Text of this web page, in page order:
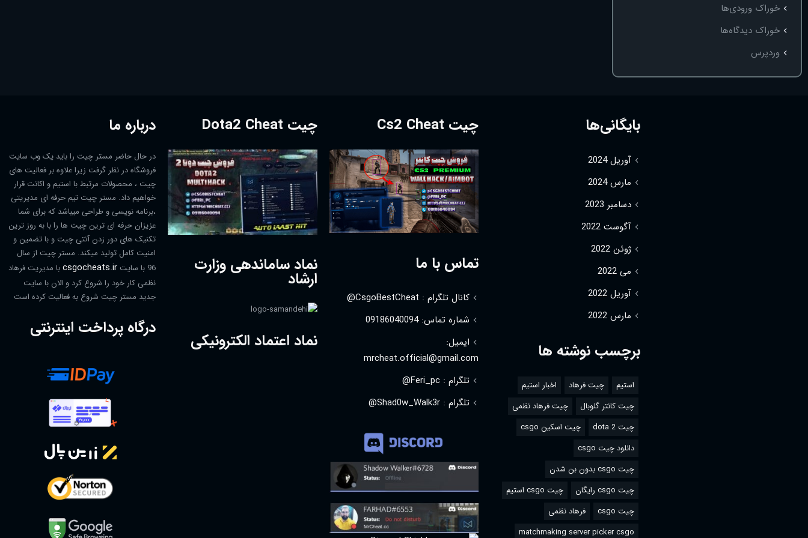
خوراک ورودی‌ها
خوراک دیدگاه‌ها
وردپرس
بایگانی‌ها
آوریل 2024
مارس 2024
دسامبر 2023
آگوست 2022
ژوئن 2022
می 2022
آوریل 2022
مارس 2022
برچسب نوشته ها
استیم چیت فرهاد
اخبار استیم
چیت کانتر گلوبال
چیت فرهاد نظمی
چیت dota 2
چیت اسکین csgo
دانلود چیت csgo
چیت csgo بدون بن شدن
چیت csgo رایگان
چیت csgo استیم
چیت csgo
فرهاد نظمی
matchmaking server picker csgo
چیت Cs2 Cheat
تماس با ما
کانال تلگرام : CsgoBestCheat@
شماره تماس: 09186040094
ایمیل:
mrcheat.official@gmail.com
تلگرام : Feri_pc@
تلگرام : Shad0w_Walk3r@
چیت Dota2 Cheat
نماد ساماندهی وزارت
ارشاد
نماد اعتماد الکترونیکی
درباره ما
در حال حاضر مستر چیت را باید یک وب سایت
فروشگاه در نظر گرفت زیرا علاوه بر فعالیت های
چیت ، محصولات مرتبط با استیم و اکانت قرار
خواهیم داد. مستر چیت تیم حرفه ای مدیریتی
،برنامه نویسی و طراحی میباشد که برای شما
عزیزان حرفه ای ترین چیت ها را با به روز ترین
تکنیک های دور زدن آنتی چیت و با تضمین و
امنیت کامل تولید میکند. مستر چیت از سال
96 با سایت
csgocheats.irبا مدیریت فرهاد
نظمی کار خود را شروع کرد و الان با سایت
جدید مستر چیت شروع به فعالیت کرده است
درگاه پرداخت اینترنتی